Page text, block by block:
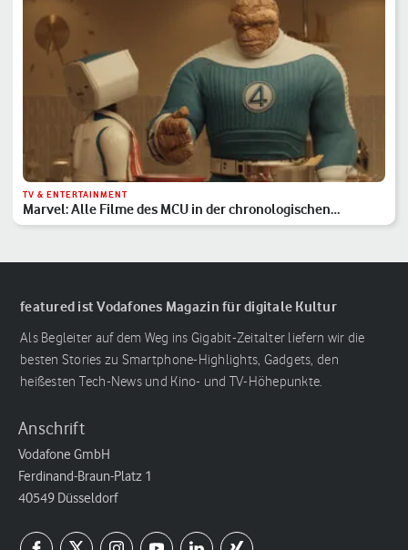
TV & ENTERTAINMENT
Marvel: Alle Filme des MCU in der chronologischen
Reihenfolge
featured ist Vodafones Magazin für digitale Kultur
Als Begleiter auf dem Weg ins Gigabit-Zeitalter liefern wir die
besten Stories zu Smartphone-Highlights, Gadgets, den
heißesten Tech-News und Kino- und TV-Höhepunkte.
Anschrift
Vodafone GmbH
Ferdinand-Braun-Platz 1
40549 Düsseldorf